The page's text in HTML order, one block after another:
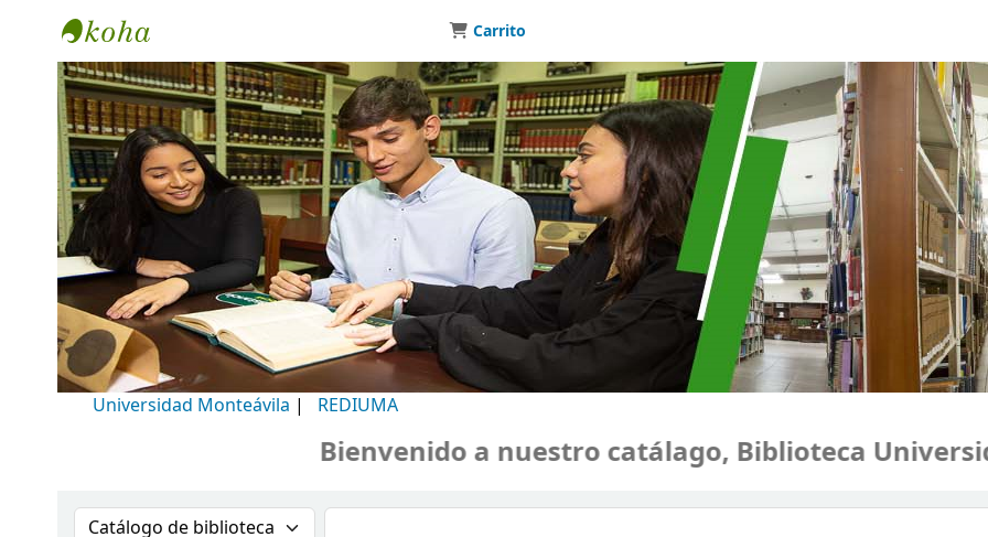
Biblioteca Universidad Monteávila
Carrito
Universidad Monteávila | REDIUMA
Bienvenido a nuestro catálago, Biblioteca
Buscar en el catálogo por:Buscar en el catálogo